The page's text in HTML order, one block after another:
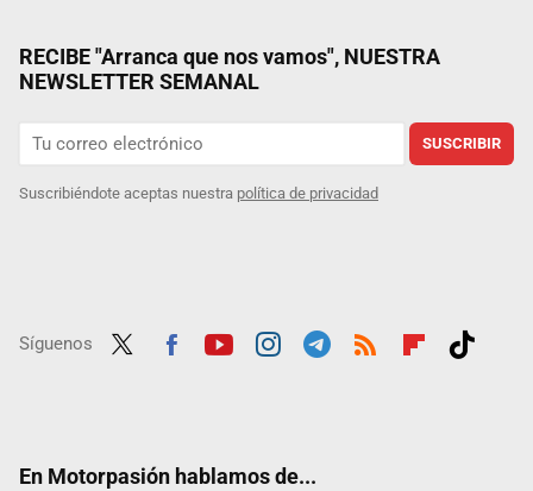
RECIBE "Arranca que nos vamos", NUESTRA
NEWSLETTER SEMANAL
SUSCRIBIR
Suscribiéndote aceptas nuestra política de privacidad
Síguenos
En Motorpasión hablamos de...